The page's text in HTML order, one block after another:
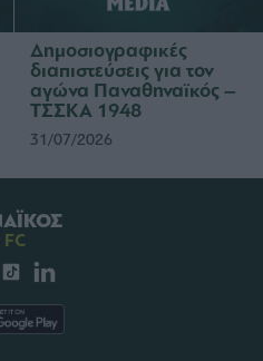
Δημοσιογραφικές
διαπιστεύσεις για τον
αγώνα Παναθηναϊκός –
ΤΣΣΚΑ 1948
31/07/2026